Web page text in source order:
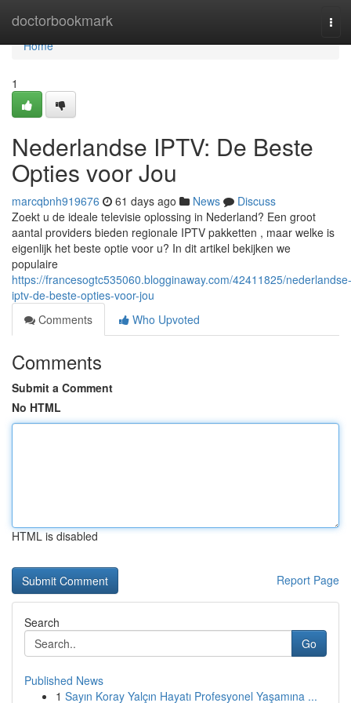
doctorbookmark
Home
Home
1
Nederlandse IPTV: De Beste
Opties voor Jou
marcqbnh919676 61 days ago News
Discuss
Zoekt u de ideale televisie oplossing in Nederland? Een groot
aantal providers bieden regionale IPTV pakketten , maar welke is
eigenlijk het beste optie voor u? In dit artikel bekijken we
populaire
https://francesogtc535060.blogginaway.com/42411825/nederlandse-
iptv-de-beste-opties-voor-jou
Comments
Who Upvoted
Comments
Submit a Comment
No HTML
HTML is disabled
Report Page
Search
Go
Published News
1 Sayın Koray Yalçın Hayatı Profesyonel Yaşamına ...